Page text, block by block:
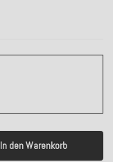
In den Warenkorb